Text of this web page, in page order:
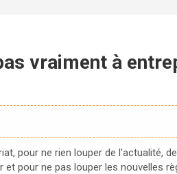
vraiment à
pour ne rien louper de l'actualité,
pour ne pas louper les nouvelles